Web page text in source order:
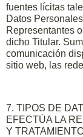
fuentes lícitas
Datos
Representantes
dicho Titular.
comunicación
sitio web, las
7. TIPOS DE
EFECTÚA LA
Y